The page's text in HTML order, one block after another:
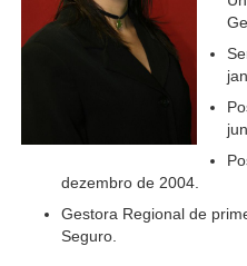
dezembro de 2004.
Gestora Regional de
Seguro.